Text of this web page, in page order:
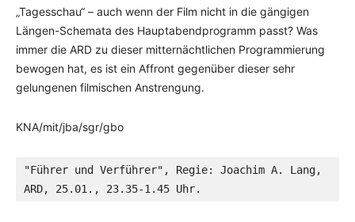
„Tagesschau“ – auch wenn der Film nicht in die gängigen
Längen-Schemata des Hauptabendprogramm passt? Was
immer die ARD zu dieser mitternächtlichen Programmierung
bewogen hat, es ist ein Affront gegenüber dieser sehr
gelungenen filmischen Anstrengung.
KNA/mit/jba/sgr/gbo
"Führer und Verführer", Regie: Joachim A. Lang,
ARD, 25.01., 23.35-1.45 Uhr.